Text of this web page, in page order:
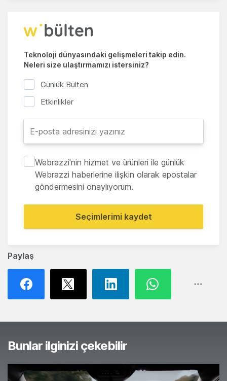
Paylaş
Teknoloji dünyasındaki gelişmeleri takip edin.
Neleri size ulaştırmamızı istersiniz?
Günlük Bülten
Etkinlikler
Webrazzi'nin hizmet ve ürünleri ile günlük
Webrazzi haberlerine ilişkin olarak epostalar
göndermesini onaylıyorum.
Seçimlerimi kaydet
Bunlar ilginizi çekebilir